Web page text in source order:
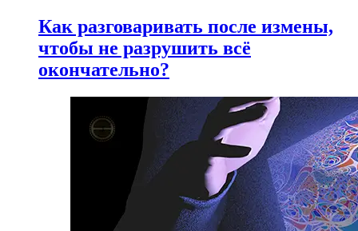
Как разговаривать после измены,
чтобы не разрушить всё
окончательно?